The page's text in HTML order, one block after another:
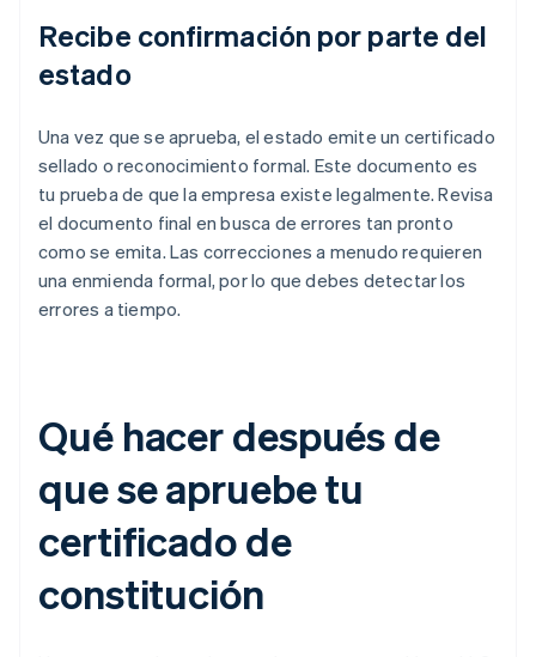
Recibe confirmación por parte del
estado
Una vez que se aprueba, el estado emite un certificado
sellado o reconocimiento formal. Este documento es
tu prueba de que la empresa existe legalmente. Revisa
el documento final en busca de errores tan pronto
como se emita. Las correcciones a menudo requieren
una enmienda formal, por lo que debes detectar los
errores a tiempo.
Qué hacer después de
que se apruebe tu
certificado de
constitución